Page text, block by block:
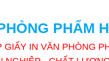
PHẨM
GIẤY IN VĂN PHÒNG